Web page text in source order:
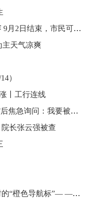
乌鲁木齐市水磨沟区群众足球赛开赛 9月2日结束，市民可免费观赛
主天气凉爽
）
丨工行连线
男子吃菌产生驾车撞人幻觉，“自首”后焦急询问：我要被关几天？
长张云强被查
【弘扬社会主义核心价值观】抢险时的“橙色导航标”— —记乔尔玛养护站站长吐尔逊江·吐拉洪